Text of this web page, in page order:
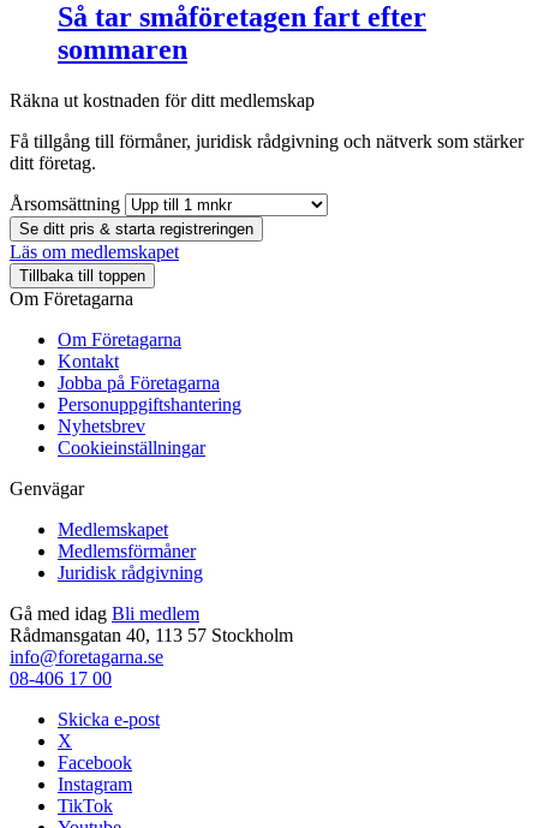
Så tar småföretagen fart efter
sommaren
Räkna ut kostnaden för ditt medlemskap
Få tillgång till förmåner, juridisk rådgivning och nätverk som stärker
ditt företag.
Årsomsättning
Se ditt pris & starta registreringen
Läs om medlemskapet
Tillbaka till toppen
Om Företagarna
Om Företagarna
Kontakt
Jobba på Företagarna
Personuppgiftshantering
Nyhetsbrev
Cookieinställningar
Genvägar
Medlemskapet
Medlemsförmåner
Juridisk rådgivning
Gå med idag Bli medlem
Rådmansgatan 40, 113 57 Stockholm
info@foretagarna.se
08-406 17 00
Skicka e-post
X
Facebook
Instagram
TikTok